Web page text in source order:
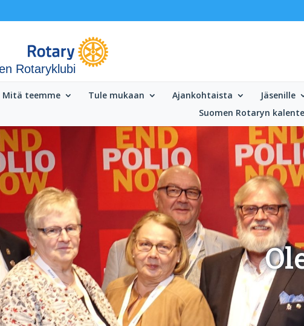
Rotaryklubi
Mitä teemme Tule mukaan Ajankohtaista Jäsenille
Suomen Rotaryn